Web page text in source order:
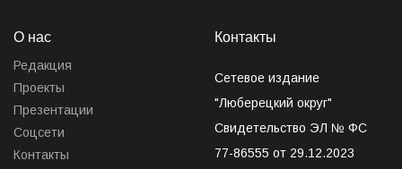
О нас
Редакция
Проекты
Презентации
Соцсети
Контакты
Контакты
Сетевое издание
"Люберецкий округ"
Свидетельство ЭЛ № ФС
77-86555 от 29.12.2023